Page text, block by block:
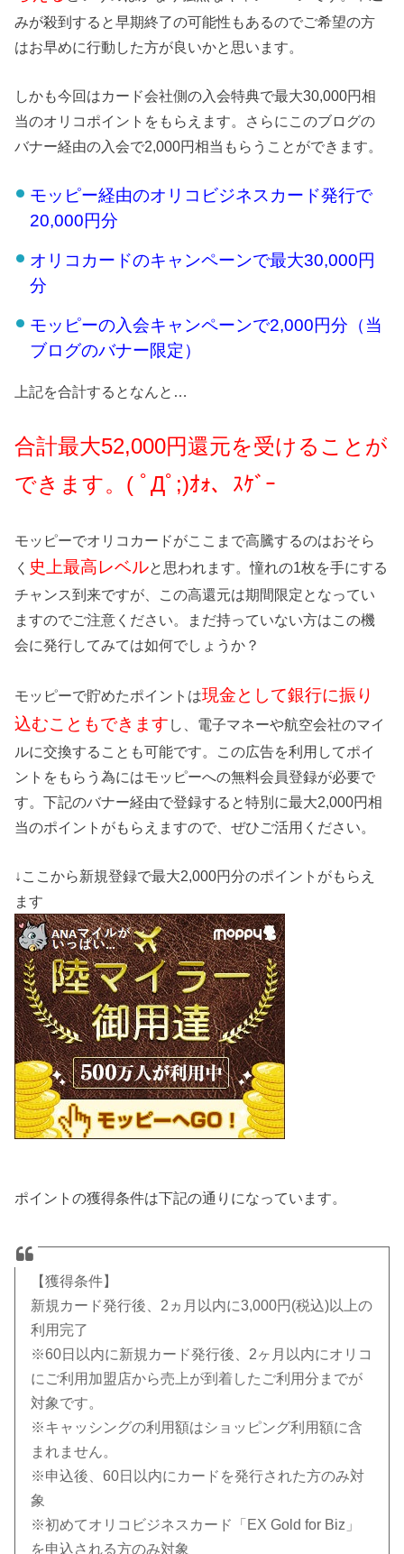
みが殺到すると早期終了の可能性もあるのでご希望の方
はお早めに行動した方が良いかと思います。
しかも今回はカード会社側の入会特典で最大30,000円相
当のオリコポイントをもらえます。さらにこのブログの
バナー経由の入会で2,000円相当もらうことができます。
モッピー経由のオリコビジネスカード発行で
20,000円分
オリコカードのキャンペーンで最大30,000円
分
モッピーの入会キャンペーンで2,000円分（当
ブログのバナー限定）
上記を合計するとなんと…
合計最大52,000円還元を受けることが
できます。( ﾟДﾟ;)ｵｫ、ｽｹﾞｰ
モッピーでオリコカードがここまで高騰するのはおそら
く 史上最高レベルと思われます。憧れの1枚を手にする
チャンス到来ですが、この高還元は期間限定となってい
ますのでご注意ください。まだ持っていない方はこの機
会に発行してみては如何でしょうか？
モッピーで貯めたポイントは現金として銀行に振り
込むこともできます し、電子マネーや航空会社のマイ
ルに交換することも可能です。この広告を利用してポイ
ントをもらう為にはモッピーへの無料会員登録が必要で
す。下記のバナー経由で登録すると特別に最大2,000円相
当のポイントがもらえますので、ぜひご活用ください。
↓ここから新規登録で最大2,000円分のポイントがもらえ
ます
ポイントの獲得条件は下記の通りになっています。
【獲得条件】
新規カード発行後、2ヵ月以内に3,000円(税込)以上の
利用完了
※60日以内に新規カード発行後、2ヶ月以内にオリコ
にご利用加盟店から売上が到着したご利用分までが
対象です。
※キャッシングの利用額はショッピング利用額に含
まれません。
※申込後、60日以内にカードを発行された方のみ対
象
※初めてオリコビジネスカード「EX Gold for Biz」
を申込される方のみ対象